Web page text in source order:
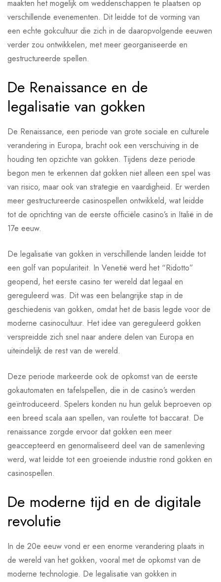
maakten het mogelijk om weddenschappen te plaatsen op
verschillende evenementen. Dit leidde tot de vorming van
een echte gokcultuur die zich in de daaropvolgende eeuwen
verder zou ontwikkelen, met meer georganiseerde en
gestructureerde spellen.
De Renaissance en de
legalisatie van gokken
De Renaissance, een periode van grote sociale en culturele
verandering in Europa, bracht ook een verschuiving in de
houding ten opzichte van gokken. Tijdens deze periode
begon men te erkennen dat gokken niet alleen een spel was
van risico, maar ook van strategie en vaardigheid. Er werden
meer gestructureerde casinospellen ontwikkeld, wat leidde
tot de oprichting van de eerste officiële casino’s in Italië in de
17e eeuw.
De legalisatie van gokken in verschillende landen leidde tot
een golf van populariteit. In Venetië werd het “Ridotto”
geopend, het eerste casino ter wereld dat legaal en
gereguleerd was. Dit was een belangrijke stap in de
geschiedenis van gokken, omdat het de basis legde voor de
moderne casinocultuur. Het idee van gereguleerd gokken
verspreidde zich snel naar andere delen van Europa en
uiteindelijk de rest van de wereld.
Deze periode markeerde ook de opkomst van de eerste
gokautomaten en tafelspellen, die in de casino’s werden
geïntroduceerd. Spelers konden nu hun geluk beproeven op
een breed scala aan spellen, van roulette tot baccarat. De
renaissance zorgde ervoor dat gokken een meer
geaccepteerd en genormaliseerd deel van de samenleving
werd, wat leidde tot een groeiende industrie rond gokken en
casinospellen.
De moderne tijd en de digitale
revolutie
In de 20e eeuw vond er een enorme verandering plaats in
de wereld van het gokken, vooral met de opkomst van de
moderne technologie. De legalisatie van gokken in